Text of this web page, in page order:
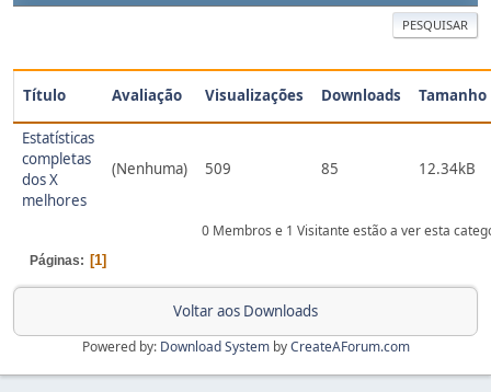
PESQUISAR
Título Avaliação Visualizações Downloads Tamanho
Estatísticas
completas
dos X
melhores
(Nenhuma) 509 85 12.34kB
0 Membros e 1 Visitante estão a ver esta
Páginas 1
Voltar aos Downloads
Powered by: Download SystembyCreateAForum.com